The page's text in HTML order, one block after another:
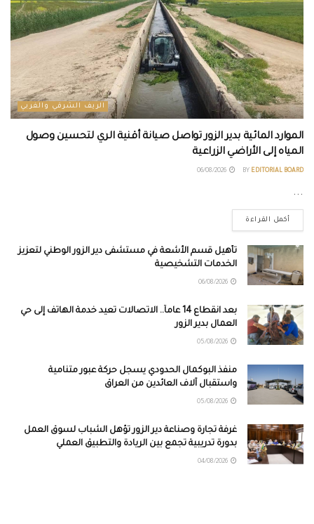
الريف الشرقي والغربي
الموارد المائية بدير الزور تواصل صيانة أقنية الري لتحسين وصول
المياه إلى الأراضي الزراعية
BY EDITORIAL BOARD
...
أكمل القراءة
تأهيل قسم الأشعة في مستشفى دير الزور الوطني لتعزيز
الخدمات التشخيصية
بعد انقطاع 14 عاماً.. الاتصالات تعيد خدمة الهاتف إلى حي
العمال بدير الزور
منفذ البوكمال الحدودي يسجل حركة عبور متنامية
واستقبال آلاف العائدين من العراق
غرفة تجارة وصناعة دير الزور تؤهل الشباب لسوق العمل
بدورة تدريبية تجمع بين الريادة والتطبيق العملي